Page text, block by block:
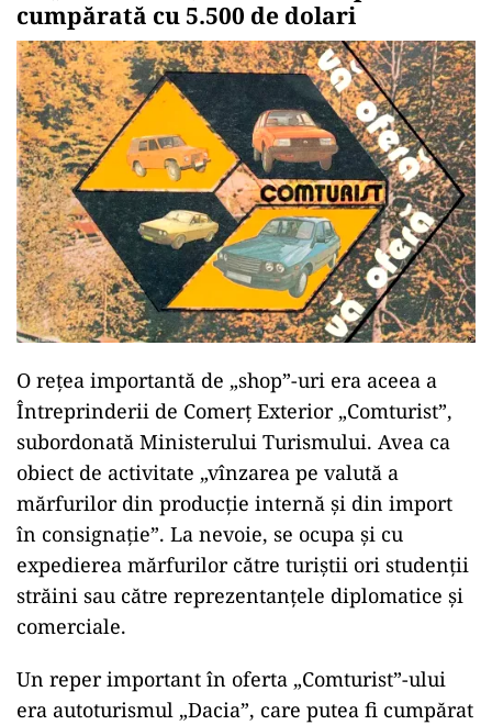
cumpărată cu 5.500 de dolari
O rețea importantă de „shop”-uri era aceea a
Întreprinderii de Comerţ Exterior „Comturist”,
subordonată Ministerului Turismului. Avea ca
obiect de activitate „vînzarea pe valută a
mărfurilor din producţie internă şi din import
în consignaţie”. La nevoie, se ocupa și cu
expedierea mărfurilor către turiştii ori studenţii
străini sau către reprezentanţele diplomatice şi
comerciale.
Un reper important în oferta „Comturist”-ului
era autoturismul „Dacia”, care putea fi cumpărat